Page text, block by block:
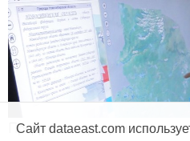
Продукты и услуги
Сайт dataeast.com